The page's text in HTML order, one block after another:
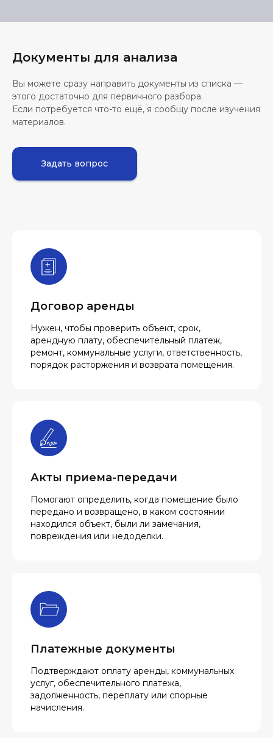
Документы для анализа
Вы можете сразу направить документы из списка —
этого достаточно для первичного разбора.
Если потребуется что-то ещё, я сообщу после изучения
материалов.
Задать вопрос
Договор аренды
Нужен, чтобы проверить объект, срок,
арендную плату, обеспечительный платеж,
ремонт, коммунальные услуги, ответственность,
порядок расторжения и возврата помещения.
Акты приема-передачи
Помогают определить, когда помещение было
передано и возвращено, в каком состоянии
находился объект, были ли замечания,
повреждения или недоделки.
Платежные документы
Подтверждают оплату аренды, коммунальных
услуг, обеспечительного платежа,
задолженность, переплату или спорные
начисления.